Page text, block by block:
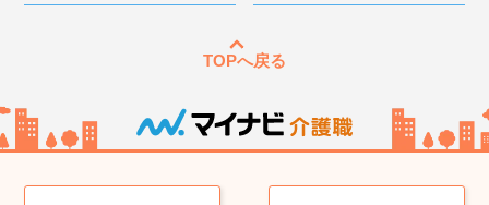
TOPへ戻る